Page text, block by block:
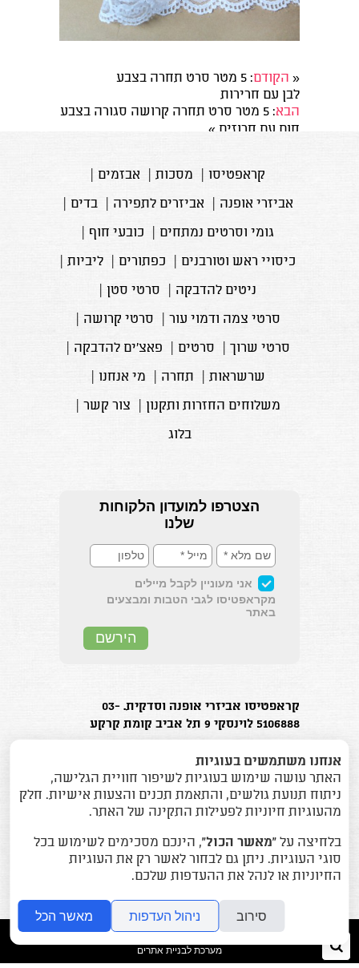
« הקודם
: 5 מטר סרט תחרה בצבע
לבן עם חרירות
הבא
: 5 מטר סרט תחרה קרושה סגורה בצבע
חום עם חרוזים »
קראפטיסו מסכות אבזמים
אביזרי אופנה
אביזרים לתפירה בדים
גומי וסרטים נמתחים
כובעי חוף
כיסויי ראש וטורבנים
כפתורים ליביות
ניטים להדבקה
סרטי סטן
סרטי צמה ודמוי עור
סרטי קרושה
סרטי שרוך
סרטים פאצ'ים להדבקה
שרשראות
תחרה מי אנחנו
משלוחים החזרות ותקנון
צור קשר
בלוג
קראפטיסו אביזרי אופנה וסדקית. 03-
5106888 לוינסקי 9 תל אביב קומת קרקע
בע"מ. לא ניתן לעשות שימוש במידע ו/או בצילומים
ללא אישור בכתב מאס.או אביזרי אופנה בע"מ.
מערכת לבניית אתרים
אנחנו משתמשים בעוגיות
האתר עושה שימוש בעוגיות לשיפור חוויית הגלישה,
ניתוח תנועת גולשים, והתאמת תכנים והצעות אישיות. חלק
מהעוגיות חיוניות לפעילות התקינה של האתר.
בלחיצה על“מאשר הכול”, הינכם מסכימים לשימוש בכל
סוגי העוגיות. ניתן גם לבחור לאשר רק את העוגיות
החיוניות או לנהל את ההעדפות שלכם.
סירוב ניהול העדפות מאשר הכל